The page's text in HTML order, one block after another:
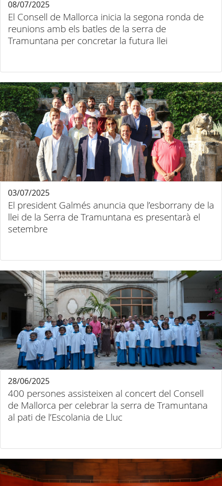
El Consell de Mallorca inicia la segona ronda de
reunions amb els batles de la serra de
Tramuntana per concretar la futura llei
08/07/2025
El president Galmés anuncia que l’esborrany de la
llei de la Serra de Tramuntana es presentarà el
setembre
03/07/2025
400 persones assisteixen al concert del Consell
de Mallorca per celebrar la serra de Tramuntana
al pati de l’Escolania de Lluc
28/06/2025